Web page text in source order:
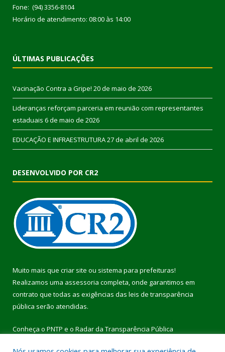
Fone: (94) 3356-8104
Horário de atendimento: 08:00 às 14:00
ÚLTIMAS PUBLICAÇÕES
Vacinação Contra a Gripe! 20 de maio de 2026
Lideranças reforçam parceria em reunião com representantes
estaduais 6 de maio de 2026
EDUCAÇÃO E INFRAESTRUTURA27 de abril de 2026
DESENVOLVIDO POR CR2
Muito mais que criar site ou sistema para prefeituras!
Realizamos uma assessoria completa, onde garantimos em
contrato que todas as exigências das leis de transparência
pública serão atendidas.
Conheça o PNTP e o Radar da Transparência Pública